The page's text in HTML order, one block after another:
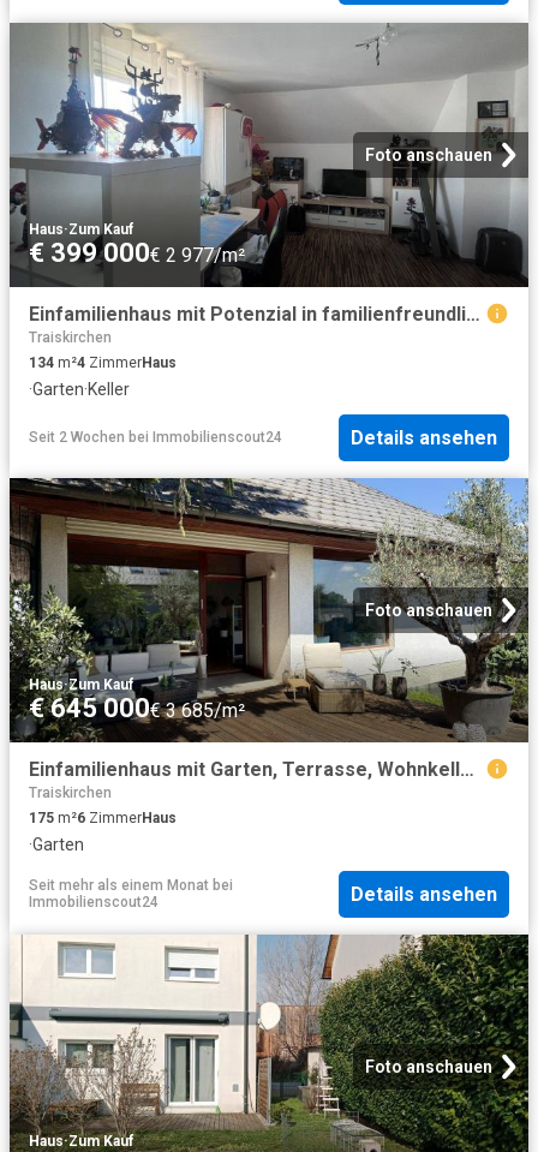
Foto anschauen
Haus·Zum Kauf
€ 399 000€ 2 977/m²
Einfamilienhaus mit Potenzial in familienfreundlicher Lage von 2514 Traiskirchen
Traiskirchen
134 m²4 ZimmerHaus
·Garten·Keller
Seit 2 Wochen bei Immobilienscout24 Details ansehen
Foto anschauen
Haus·Zum Kauf
€ 645 000€ 3 685/m²
Einfamilienhaus mit Garten, Terrasse, Wohnkeller mit Wellnessoase – Grüne Oase an der Stadtgrenze zu Baden in Tribuswinkel
Traiskirchen
175 m²6 ZimmerHaus
·Garten
Seit mehr als einem Monat bei
Immobilienscout24
Details ansehen
Foto anschauen
Haus·Zum Kauf